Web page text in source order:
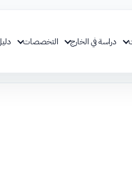
دراسة في الخارج التخصصات